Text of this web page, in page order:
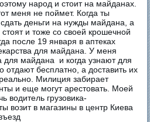
народ и стоит на майданах.
меня не поймет. Когда ты
деньги на нужды майдана, а
и тоже со своей крошечной
после 19 января в аптеках
для майдана. У меня
для майдана и когда узнают для
отдают бесплатно, а доставить их
Милиция забирает
и еще могут арестовать. Моей
водитель грузовика-
возит в магазины в центр Киева